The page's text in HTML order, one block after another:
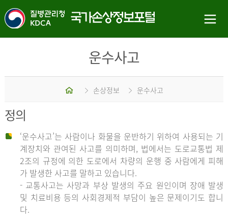
운수사고
홈 손상정보 운수사고
정의
‘운수사고’는 사람이나 화물을 운반하기 위하여 사용되는 기
계장치와 관여된 사고를 의미하며, 법에서는 도로교통법 제
2조의 규정에 의한 도로에서 차량의 운행 중 사람에게 피해
가 발생한 사고를 말하고 있습니다.
- 교통사고는 사망과 부상 발생의 주요 원인이며 장애 발생
및 치료비용 등의 사회경제적 부담이 높은 문제이기도 합니
다.